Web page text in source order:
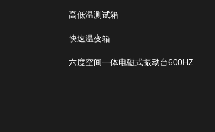
高低温测试箱
快速温变箱
六度空间一体电磁式振动台600HZ